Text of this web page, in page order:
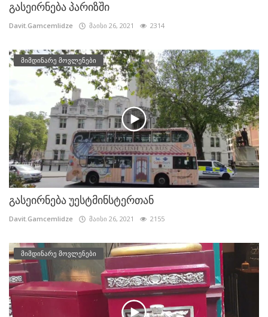
გასეირნება პარიზში
Davit.Gamcemlidze მაისი 26, 2021 2314
მიმდინარე მოვლენები
გასეირნება უესტმინსტერთან
Davit.Gamcemlidze მაისი 26, 2021 2155
მიმდინარე მოვლენები